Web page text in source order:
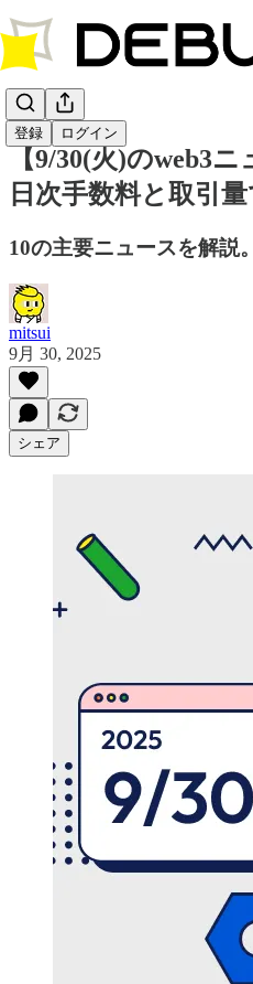
登録 ログイン
【9/30(火)のweb3
日次手数料と取引
10の主要ニュースを解説。
mitsui
9月 30, 2025
シェア